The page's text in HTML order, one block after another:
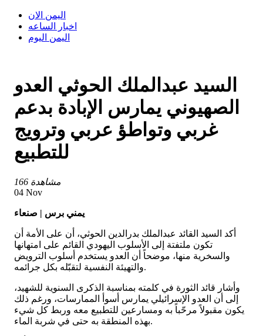
اليمن الان
اخبار الساعه
اليمن اليوم
السيد عبدالملك الحوثي العدو
الصهيوني يمارس الإبادة بدعم
غربي وتواطؤ عربي وترويج
للتطبيع
166 مشاهدة
04 Nov
يمني برس | صنعاء
أكد السيد القائد عبدالملك بدرالدين الحوثي، أن على الأمة أن
تكون ملتفتة إلى الأسلوب اليهودي القائم على امتهانها
والسخرية منها، موضحاً أن العدو يستخدم أسلوب الترويض
والتهيئة النفسية لتقبّله بكل جرائمه.
وأشار قائد الثورة في كلمته بمناسبة الذكرى السنوية للشهيد،
إلى أن العدو الإسرائيلي يمارس أسوأ الممارسات، ورغم ذلك
يكون مقبولاً مرحّباً به ومسارعين للتطبيع معه وربط كل شيء
بهذه المنطقة به حتى في شربة الماء.